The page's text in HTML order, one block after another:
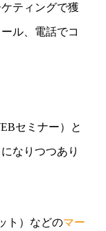
ティングで獲
ル、電話でコ
セミナー）と
なりつつあり
ト）などのマー